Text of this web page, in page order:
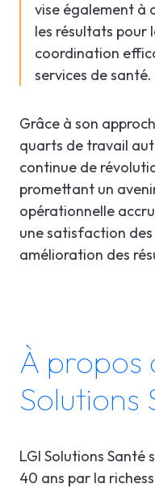
vise également à
les résultats pour
coordination
services de santé.
Grâce à son
quarts de travail
continue de
promettant un
opérationnelle
une satisfaction
amélioration des
À propos
Solutions
LGI Solutions Santé
40 ans par la